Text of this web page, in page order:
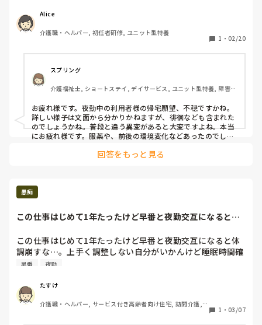
すよ。と伝えても、「違うの、お願い、お願い帰らせて」と
叫び出し、落ち着かないので一度居室を退室し、20分ぐらい
して様子見に行っても、「とんでもない所から、来た」「帰
りたい」「帰らせて」と落ち着きないので、もう一度居室を
退室しました。今は、何も言っておらず静か。今まで、独語
はあったけどこんな事は、無かった。
逆に、怖い。早番勤務者が来るまで、6時間ぐらい。
何とかなるかしら？取り敢えず、医務と早番勤務者が来るま
では、今さっきあったことを、細かく記録を書いて医務に見
てもらえる様に、しておきます！
Alice
介護職・ヘルパー, 初任者研修, ユニット型特養
1 ・ 02/20
スプリング
介護福祉士, ショートステイ, デイサービス, ユニット型特養, 障害福
お疲れ様です。夜勤中の利用者様の帰宅願望、不穏ですかね。
詳しい様子は文面から分かりかねますが、徘徊なども含まれた
のでしょうかね。普段と違う異変があると大変ですよね。本当
にお疲れ様です。服薬や、前後の環境変化などあったのでしょ
私は何かあったらまずはフルバイタル測ります。
いてます。参考にならなかったらごめんなさい。
回答をもっと見る
愚痴
この仕事はじめて1年たったけど早番と夜勤交互になると体
この仕事はじめて1年たったけど早番と夜勤交互になると体
調崩すな…。上手く調整しない自分がいかんけど睡眠時間確
保できん…
早番 夜勤
たすけ
介護職・ヘルパー, サービス付き高齢者向け住宅, 訪問介護,
1 ・ 03/07